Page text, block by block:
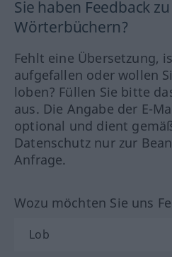
Sie haben Feedback
Wörterbüchern?
Fehlt eine Übersetzung,
aufgefallen oder wollen
loben? Füllen Sie bitte
aus. Die Angabe der E-
optional und dient
Datenschutz nur zur
Anfrage.
Wozu möchten Sie uns